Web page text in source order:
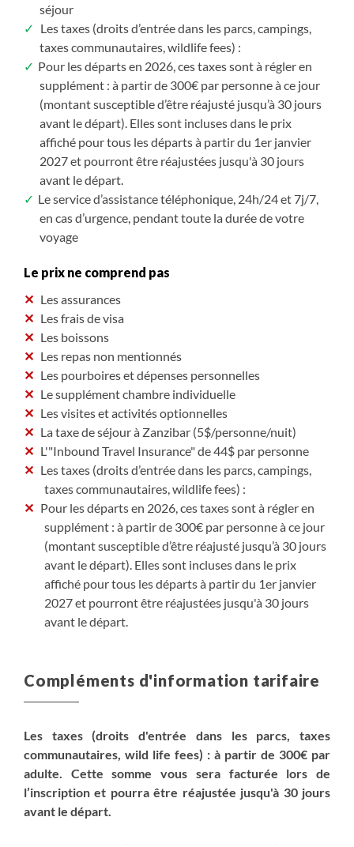
séjour
Les taxes (droits d’entrée dans les parcs, campings,
taxes communautaires, wildlife fees) :
Pour les départs en 2026, ces taxes sont à régler en
supplément : à partir de 300€ par personne à ce jour
(montant susceptible d’être réajusté jusqu’à 30 jours
avant le départ). Elles sont incluses dans le prix
affiché pour tous les départs à partir du 1er janvier
2027 et pourront être réajustées jusqu'à 30 jours
avant le départ.
Le service d’assistance téléphonique, 24h/24 et 7j/7,
en cas d’urgence, pendant toute la durée de votre
voyage
Le prix ne comprend pas
Les assurances
Les frais de visa
Les boissons
Les repas non mentionnés
Les pourboires et dépenses personnelles
Le supplément chambre individuelle
Les visites et activités optionnelles
La taxe de séjour à Zanzibar (5$/personne/nuit)
L'"Inbound Travel Insurance" de 44$ par personne
Les taxes (droits d’entrée dans les parcs, campings,
taxes communautaires, wildlife fees) :
Pour les départs en 2026, ces taxes sont à régler en
supplément : à partir de 300€ par personne à ce jour
(montant susceptible d’être réajusté jusqu’à 30 jours
avant le départ). Elles sont incluses dans le prix
affiché pour tous les départs à partir du 1er janvier
2027 et pourront être réajustées jusqu'à 30 jours
avant le départ.
Compléments d'information tarifaire
Les taxes (droits d'entrée dans les parcs, taxes
communautaires, wild life fees) : à partir de 300€ par
adulte. Cette somme vous sera facturée lors de
l’inscription et pourra être réajustée jusqu'à 30 jours
avant le départ.